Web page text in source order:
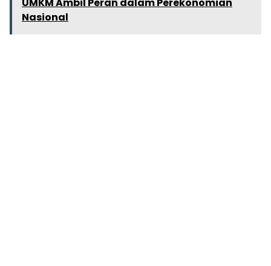
UMKM Ambil Peran dalam Perekonomian
Nasional